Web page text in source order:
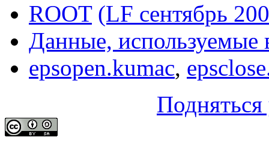
ROOT (LF сентябрь
Данные, используемые
epsopen.kumac,